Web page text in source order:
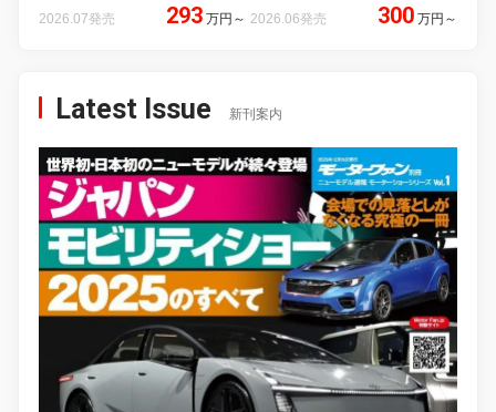
2026.07発売 293 万円 ～ 2026.06発売 300 万円 ～
Latest Issue 新刊案内